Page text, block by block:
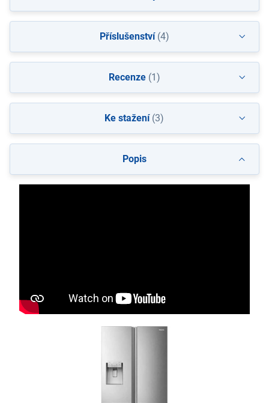
Popis
Příslušenství(4)
Recenze(1)
Ke stažení(3)